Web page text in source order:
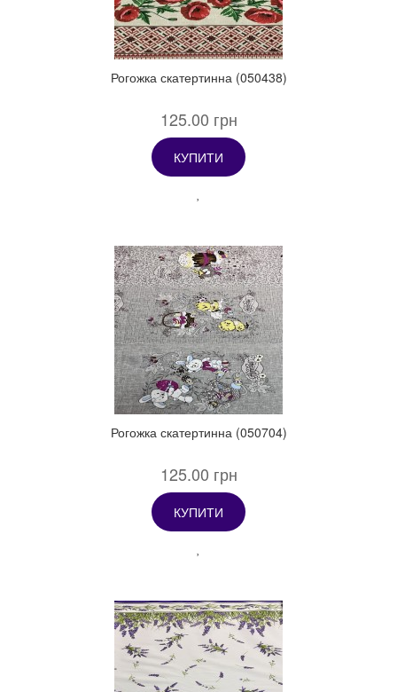
Рогожка скатертинна (050438)
125.00 грн
КУПИТИ
Рогожка скатертинна (050704)
125.00 грн
КУПИТИ